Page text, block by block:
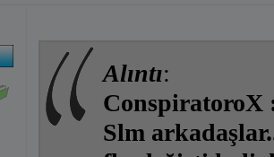
Alıntı:
ConspiratoroX
Slm